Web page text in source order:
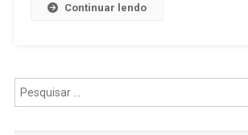
Continuar lendo